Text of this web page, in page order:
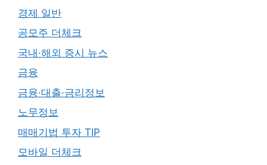
경제 일반
공모주 더체크
국내·해외 증시 뉴스
금융
금융·대출·금리정보
노무정보
매매기법 투자 TIP
모바일 더체크